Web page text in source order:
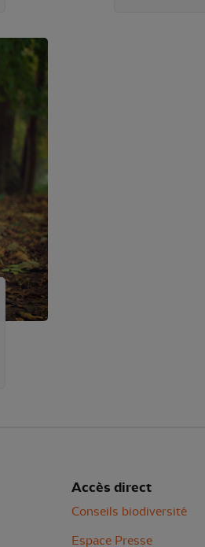
Accès direct
Conseils biodiversité
Espace Presse